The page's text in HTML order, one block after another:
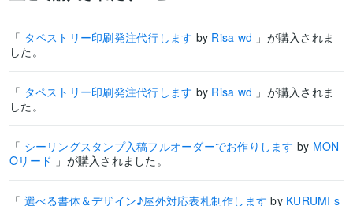
「 タペストリー印刷発注代行します by Risa wd 」が購入されま
した。
「 タペストリー印刷発注代行します by Risa wd 」が購入されま
した。
「 シーリングスタンプ入稿フルオーダーでお作りします by MON
Oリード 」が購入されました。
「 選べる書体＆デザイン♪屋外対応表札制作しますby KURUMI s